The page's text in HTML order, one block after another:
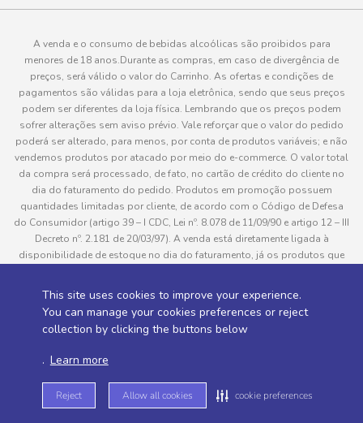
This site uses cookies to improve your experience.
You can manage your cookies preferences or reject
collection by clicking the buttons below
. Learn more
Reject Allow all cookies cookie preferences
A venda e o consumo de bebidas alcoólicas são proibidos para
menores de 18 anos.Durante as compras, em caso de divergência de
preços, será válido o valor do Carrinho. As ofertas e condições de
pagamentos são válidas para a loja eletrônica, sendo que seus preços
podem ser diferentes da loja física. Lembrando que os preços podem
sofrer alterações sem aviso prévio. Vale reforçar que o valor do pedido
poderá ser alterado, para menos, por conta de produtos variáveis; e não
vendemos produtos por atacado por meio do e-commerce. O valor total
da compra será processado, de fato, no cartão de crédito do cliente no
dia do faturamento do pedido. Produtos em promoção possuem
quantidades limitadas por cliente, de acordo com o Código de Defesa
do Consumidor (artigo 39 – I CDC, Lei nº. 8.078 de 11/09/90 e artigo 12 – III
Decreto nº. 2.181 de 20/03/97). A venda está diretamente ligada à
disponibilidade de estoque no dia do faturamento, já os produtos que
pedido do cliente, este não será entregue e o valor do item não será
cobrado. As fotos dos produtos no site são ilustrativas, podendo haver
divergência com o produto real e todos os pedidos estão sujeitos à
consultadas em “Política de Entregas”
Desenvolvido por